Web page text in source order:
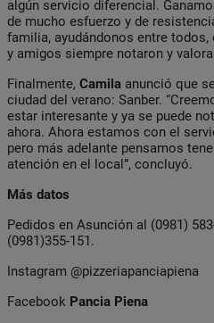
algún servicio diferencial.
de mucho esfuerzo y de
familia, ayudándonos entre
y amigos siempre notaron y
Finalmente, Camila anunció que
ciudad del verano: Sanber.
estar interesante y ya se puede
ahora. Ahora estamos con el
pero más adelante pensamos
atención en el local”, concluyó.
Más datos
Pedidos en Asunción al (0981)
(0981)355-151.
Instagram @pizzeriapanciapiena
Facebook Pancia Piena